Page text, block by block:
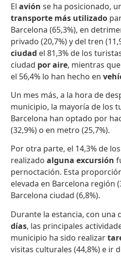
El avión se ha posicionado,
transporte más utilizado
Barcelona (65,3%), en
privado (20,7%) y del tren
ciudad el 81,3% de los
ciudad por aire, mientras
el 56,4% lo han hecho en
Un mes más, a la hora de
municipio, la mayoría de los
Barcelona han optado por
(32,9%) o en metro (25,7%).
Por otra parte, el 14,3% de
realizadoalguna excursión
pernoctación. Esta
elevada en Barcelona región
Barcelona ciudad (6,8%).
Durante la estancia, con
días, las principales
municipio ha sido realizar
visitas culturales (44,8%) e ir